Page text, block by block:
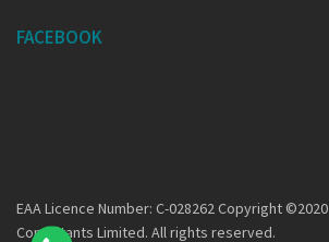
FACEBOOK
EAA Licence Number: C-028262 Copyright
Consultants Limited. All rights reserved.